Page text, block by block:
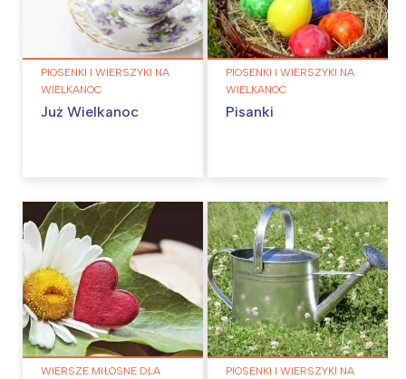
PIOSENKI I WIERSZYKI NA
WIELKANOC
Już Wielkanoc
PIOSENKI I WIERSZYKI NA
WIELKANOC
Pisanki
WIERSZE MIŁOSNE DLA
PIOSENKI I WIERSZYKI NA